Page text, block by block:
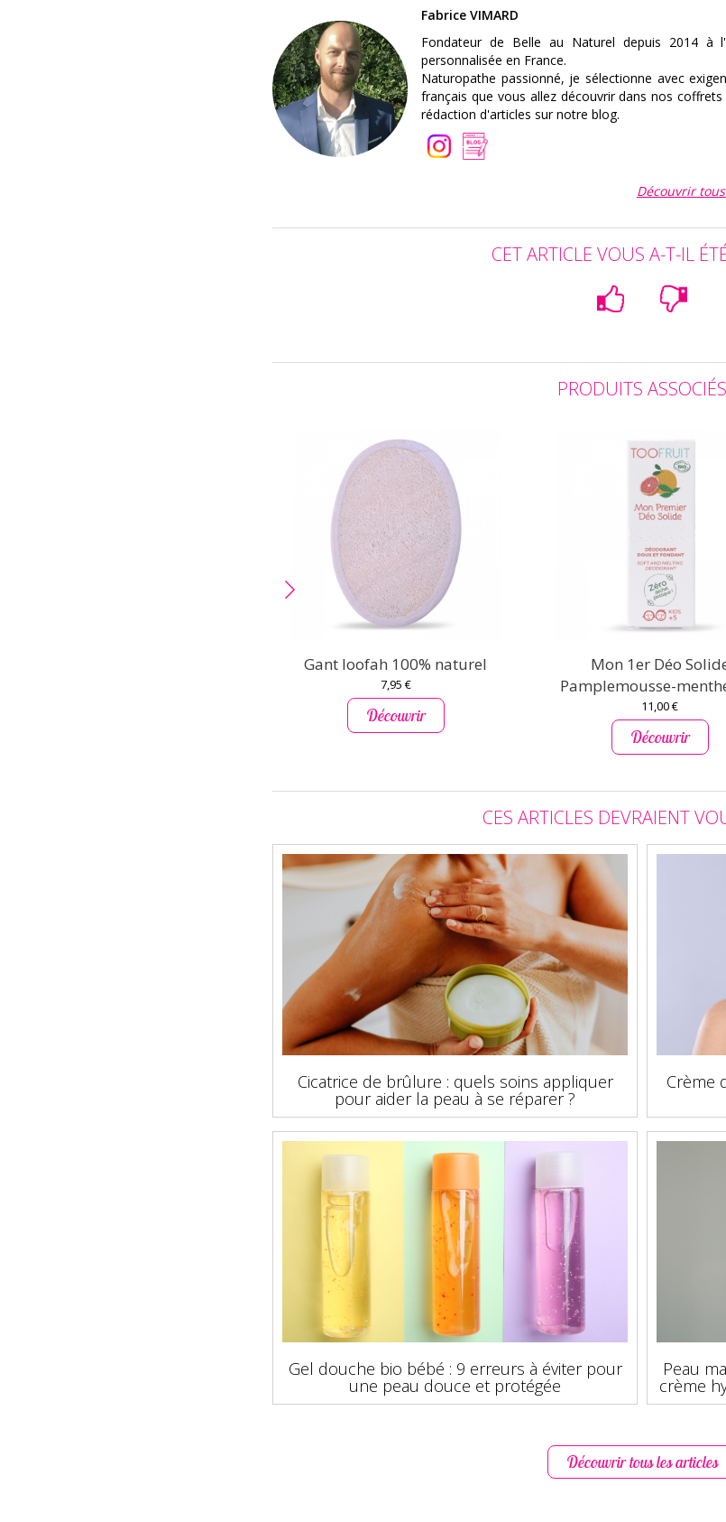
Fabrice VIMARD
Fondateur de Belle au Naturel depuis 2014 à
personnalisée en France.
Naturopathe passionné, je sélectionne avec
français que vous allez découvrir dans nos
rédaction d'articles sur notre blog.
Découvrir
CET ARTICLE VOUS A-T-IL
PRODUITS ASSOCIÉS
Gant loofah 100% naturel
7,95 €
Découvrir
Mon 1er Déo
Pamplemousse-
11,00 €
Découvrir
CES ARTICLES DEVRAIENT
Cicatrice de brûlure : quels soins appliquer
pour aider la peau à se réparer ?
Crème
Gel douche bio bébé : 9 erreurs à éviter pour
une peau douce et protégée
Peau
crème
Découvrir tous les articles